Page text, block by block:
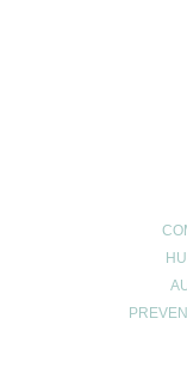
Sábados de
Finalizar
Lista de